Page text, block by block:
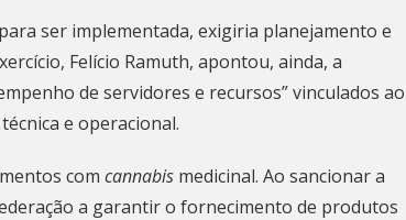
ser implementada, exigiria planejamento e
Felício Ramuth, apontou, ainda, a
de servidores e recursos” vinculados ao
e operacional.
com cannabis medicinal. Ao sancionar a
a garantir o fornecimento de produtos